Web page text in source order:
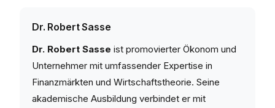
Dr. Robert Sasse
Dr. Robert Sasse ist promovierter Ökonom und
Unternehmer mit umfassender Expertise in
Finanzmärkten und Wirtschaftstheorie. Seine
akademische Ausbildung verbindet er mit